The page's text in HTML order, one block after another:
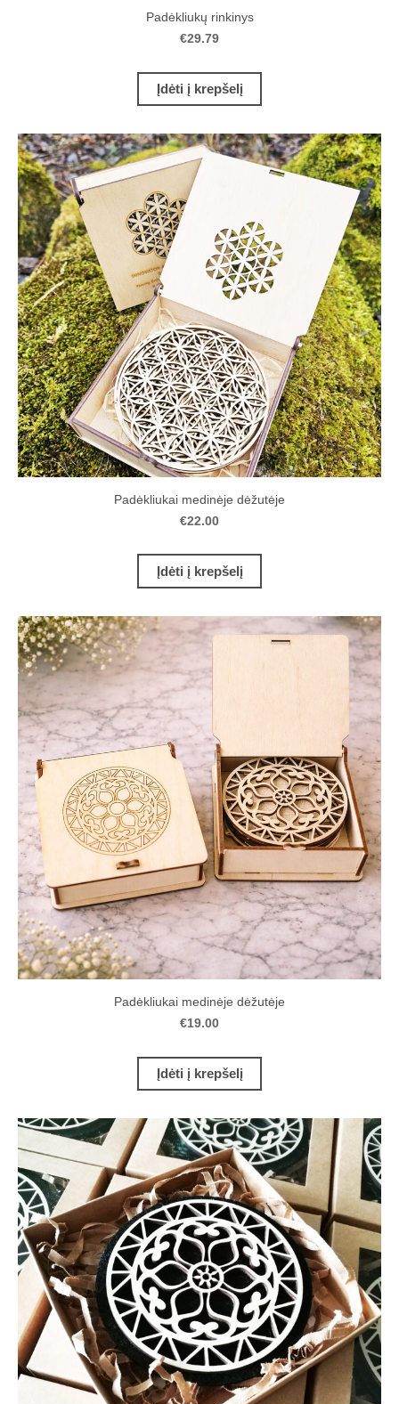
Padėkliukų rinkinys
€29.79
Įdėti į krepšelį
Padėkliukai medinėje dėžutėje
€22.00
Įdėti į krepšelį
Padėkliukai medinėje dėžutėje
€19.00
Įdėti į krepšelį